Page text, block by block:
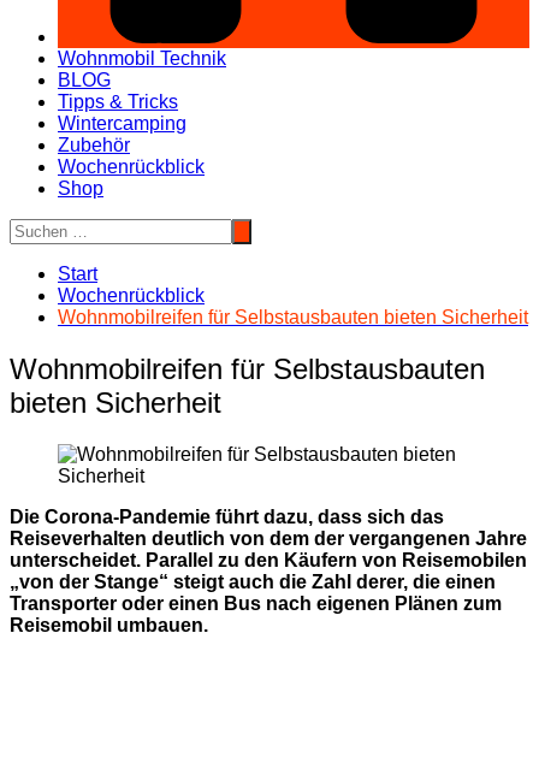
Wohnmobil Technik
BLOG
Tipps & Tricks
Wintercamping
Zubehör
Wochenrückblick
Shop
Start
Wochenrückblick
Wohnmobilreifen für Selbstausbauten bieten Sicherheit
Wohnmobilreifen für Selbstausbauten
bieten Sicherheit
Die Corona-Pandemie führt dazu, dass sich das
Reiseverhalten deutlich von dem der vergangenen Jahre
unterscheidet. Parallel zu den Käufern von Reisemobilen
„von der Stange“ steigt auch die Zahl derer, die einen
Transporter oder einen Bus nach eigenen Plänen zum
Reisemobil umbauen.